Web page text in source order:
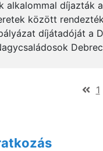
alkalommal díjazták
között
díjátadóját a
1